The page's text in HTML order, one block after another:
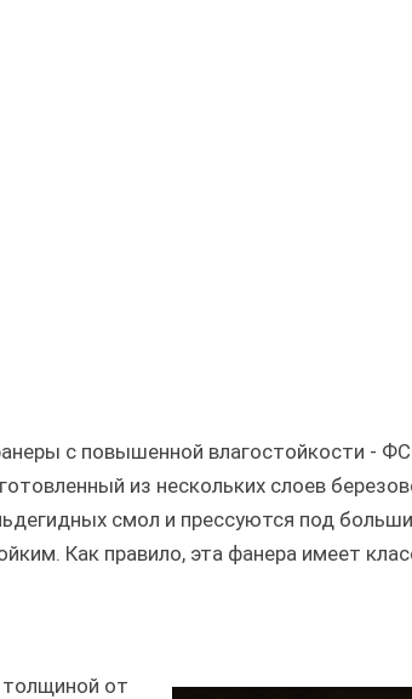
с повышенной влагостойкости -
из нескольких слоев
смол и прессуются под
Как правило, эта фанера имеет
от